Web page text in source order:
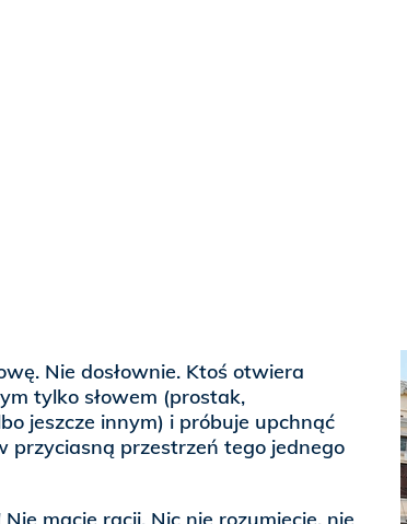
Nie dosłownie. Ktoś otwiera
tylko słowem (prostak,
jeszcze innym) i próbuje upchnąć
przyciasną przestrzeń tego jednego